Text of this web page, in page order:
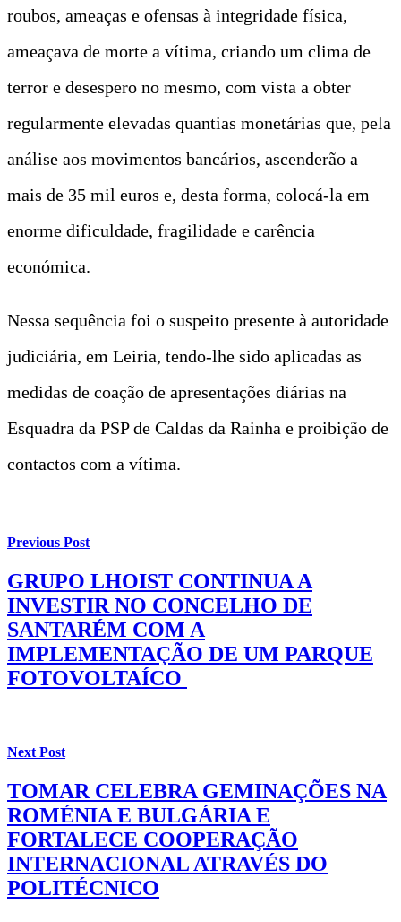
roubos, ameaças e ofensas à integridade física,
ameaçava de morte a vítima, criando um clima de
terror e desespero no mesmo, com vista a obter
regularmente elevadas quantias monetárias que, pela
análise aos movimentos bancários, ascenderão a
mais de 35 mil euros e, desta forma, colocá-la em
enorme dificuldade, fragilidade e carência
económica.
Nessa sequência foi o suspeito presente à autoridade
judiciária, em Leiria, tendo-lhe sido aplicadas as
medidas de coação de apresentações diárias na
Esquadra da PSP de Caldas da Rainha e proibição de
contactos com a vítima.
Previous Post
GRUPO LHOIST CONTINUA A
INVESTIR NO CONCELHO DE
SANTARÉM COM A
IMPLEMENTAÇÃO DE UM PARQUE
FOTOVOLTAÍCO
Next Post
TOMAR CELEBRA GEMINAÇÕES NA
ROMÉNIA E BULGÁRIA E
FORTALECE COOPERAÇÃO
INTERNACIONAL ATRAVÉS DO
POLITÉCNICO